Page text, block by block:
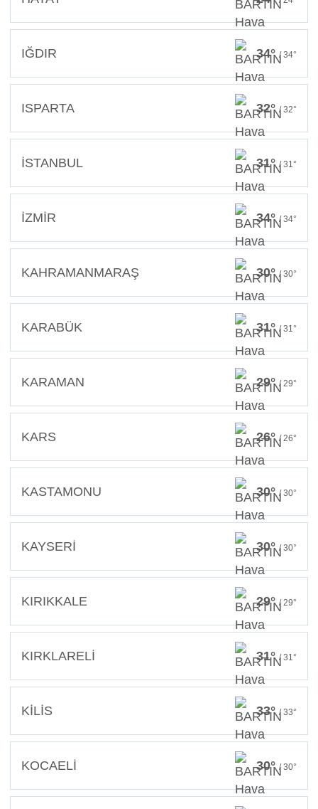
IĞDIR 34° / 34°
ISPARTA 32° / 32°
İSTANBUL 31° / 31°
İZMİR 34° / 34°
KAHRAMANMARAŞ 30° / 30°
KARABÜK 31° / 31°
KARAMAN 29° / 29°
KARS 26° / 26°
KASTAMONU 30° / 30°
KAYSERİ 30° / 30°
KIRIKKALE 29° / 29°
KIRKLARELİ 31° / 31°
KİLİS 33° / 33°
KOCAELİ 30° / 30°